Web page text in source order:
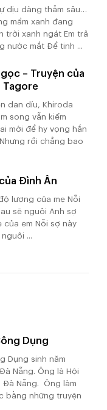
dịu dàng thẳm sâu…
mầm xanh đang
trời xanh ngát Em trả
nước mắt Để tinh ...
– Truyện của
Tagore
dan díu, Khiroda
song vẫn kiếm
mới để hy vọng hắn
rồi chẳng bao
Đình Ân
lượng của mẹ Nỗi
sẽ nguôi Anh sợ
của em Nỗi sợ này
...
Dụng
Dụng sinh năm
Nẵng. Ông là Hội
Đà Nẵng. Ông làm
bằng những truyện